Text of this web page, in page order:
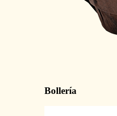
Bollería